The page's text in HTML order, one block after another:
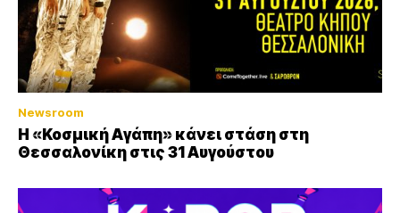
Newsroom
Η «Κοσμική Αγάπη» κάνει στάση στη
Θεσσαλονίκη στις 31 Αυγούστου